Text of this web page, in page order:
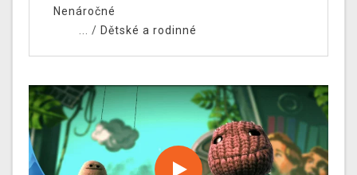
Nenáročné
... / Dětské a rodinné